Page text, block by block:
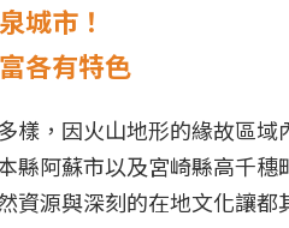
城市！
各有特色
樣，因火山地形的緣故區
縣阿蘇市以及宮崎縣高千
資源與深刻的在地文化讓都